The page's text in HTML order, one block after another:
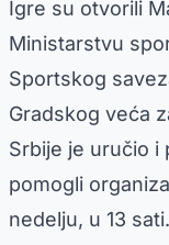
Igre su otvorili
Ministarstvu
Sportskog
Gradskog veća
Srbije je uručio i
pomogli
nedelju, u 13 sati.